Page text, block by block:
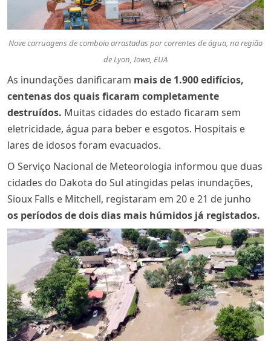
Nove carruagens de comboio arrastadas por correntes de água, na região
de Lyon, Iowa, EUA
As inundações danificaram mais de 1.900 edifícios,
centenas dos quais ficaram completamente
destruídos. Muitas cidades do estado ficaram sem
eletricidade, água para beber e esgotos. Hospitais e
lares de idosos foram evacuados.
O Serviço Nacional de Meteorologia informou que duas
cidades do Dakota do Sul atingidas pelas inundações,
Sioux Falls e Mitchell, registaram em 20 e 21 de junho
os períodos de dois dias mais húmidos já registados.